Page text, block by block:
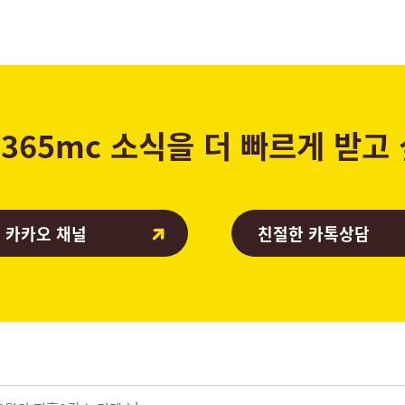
365mc 소식을 더 빠르게 받고
카오 채널 친절한 카톡상담